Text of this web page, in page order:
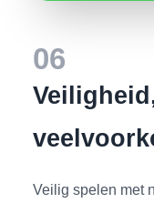
06
Veilig spelen met